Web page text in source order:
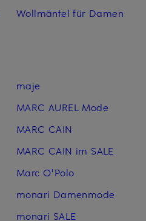
Wollmäntel für Damen
maje
MARC AUREL Mode
MARC CAIN
MARC CAIN im SALE
Marc O'Polo
monari Damenmode
monari SALE